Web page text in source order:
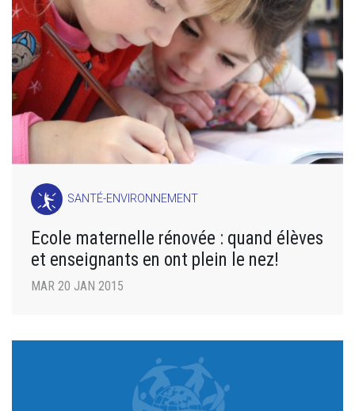
SANTÉ-ENVIRONNEMENT
Ecole maternelle rénovée : quand élèves
et enseignants en ont plein le nez!
MAR 20 JAN 2015